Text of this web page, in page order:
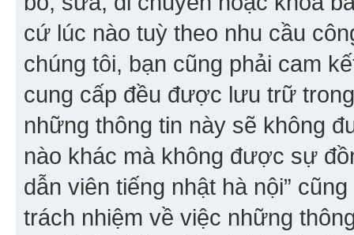
cứ lúc nào tuỳ theo nhu cầu
chúng tôi, bạn cũng phải cam
cung cấp đều được lưu trữ
những thông tin này sẽ không
nào khác mà không được sự
dẫn viên tiếng nhật hà nội”
trách nhiệm về việc những